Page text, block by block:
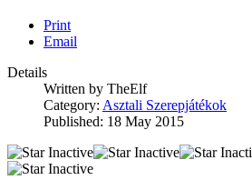
Print
Email
Details
Written by TheElf
Category: Asztali Szerepjátékok
Published: 18 May 2015